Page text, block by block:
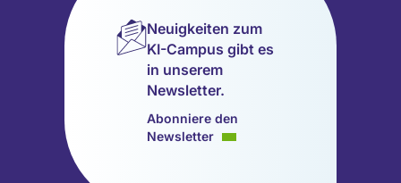
(wird
in
einem
neuen
geöffnet)
(wird
in
einem
neuen
Tab
geöffnet)
(wird
in
einem
neuen
Tab
geöffnet)
(wird
in
einem
neuen
Tab
geöffnet)
(wird
in
Neuigkeiten zum
KI-Campus gibt es
in unserem
Newsletter.
Abonniere den
Newsletter